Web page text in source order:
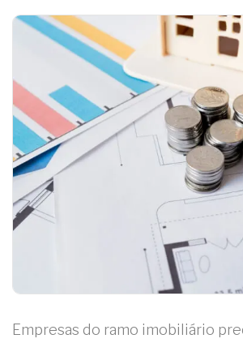
Empresas do ramo imobiliário